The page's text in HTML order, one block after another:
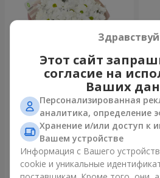
Букет "White happiness"
999 грн
Заказать
Этот сайт
согласие на
Ваших
Персонализированная
аналитика, определение
Хранение и/или доступ к
Вашем устройстве
Информация с Вашего
cookie и уникальные